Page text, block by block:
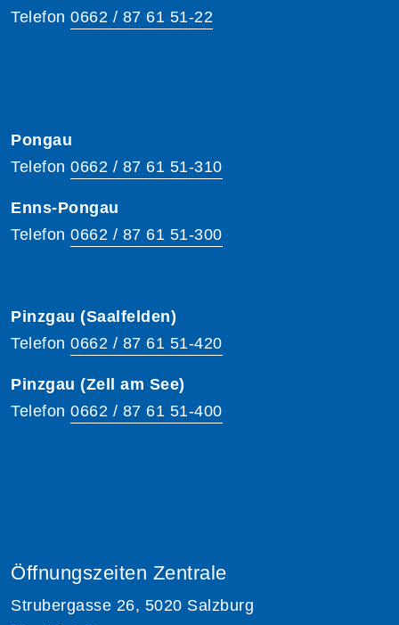
Telefon 0662 / 87 61 51-22
Pongau
Telefon 0662 / 87 61 51-310
Enns-Pongau
Telefon 0662 / 87 61 51-300
Pinzgau (Saalfelden)
Telefon 0662 / 87 61 51-420
Pinzgau (Zell am See)
Telefon 0662 / 87 61 51-400
Öffnungszeiten Zentrale
Strubergasse 26, 5020 Salzburg